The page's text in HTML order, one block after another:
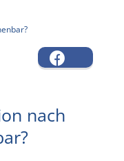
nach